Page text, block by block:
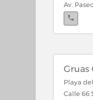
Av.
Gruas
Playa
Calle 66